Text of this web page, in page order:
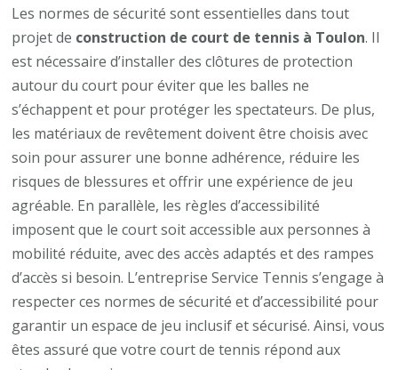
Les normes de sécurité sont essentielles dans tout
projet de construction de court de tennis à Toulon. Il
est nécessaire d’installer des clôtures de protection
autour du court pour éviter que les balles ne
s’échappent et pour protéger les spectateurs. De plus,
les matériaux de revêtement doivent être choisis avec
soin pour assurer une bonne adhérence, réduire les
risques de blessures et offrir une expérience de jeu
agréable. En parallèle, les règles d’accessibilité
imposent que le court soit accessible aux personnes à
mobilité réduite, avec des accès adaptés et des rampes
d’accès si besoin. L’entreprise Service Tennis s’engage à
respecter ces normes de sécurité et d’accessibilité pour
garantir un espace de jeu inclusif et sécurisé. Ainsi, vous
êtes assuré que votre court de tennis répond aux